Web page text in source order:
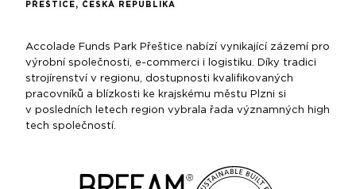
PŘEŠTICE, ČESKÁ REPUBLIKA
Accolade Funds Park Přeštice nabízí vynikající zázemí pro
výrobní společnosti, e-commerci i logistiku. Díky tradici
strojírenství v regionu, dostupnosti kvalifikovaných
pracovníků a blízkosti ke krajskému městu Plzni si
v posledních letech region vybrala řada významných high
tech společností.